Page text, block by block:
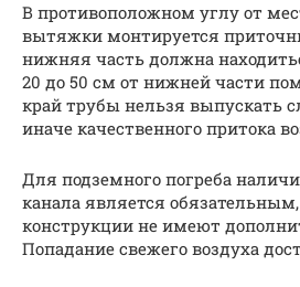
В противоположном углу от
вытяжки монтируется
нижняя часть должна
20 до 50 см от нижней части
край трубы нельзя выпускать
иначе качественного притока
Для подземного погреба
канала является
конструкции не имеют
Попадание свежего воздуха